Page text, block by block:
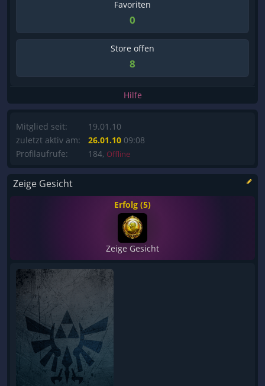
Favoriten
0
Store offen
8
Hilfe
Mitglied seit:
zuletzt aktiv am:
Profilaufrufe:
19.01.10
26.01.10 09:08
184, Offline
Zeige Gesicht
Erfolg (5)
Zeige Gesicht